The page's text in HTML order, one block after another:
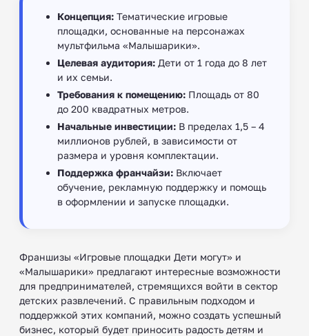
Концепция: Тематические игровые
площадки, основанные на персонажах
мультфильма «Малышарики».
Целевая аудитория: Дети от 1 года до 8 лет
и их семьи.
Требования к помещению: Площадь от 80
до 200 квадратных метров.
Начальные инвестиции: В пределах 1,5 – 4
миллионов рублей, в зависимости от
размера и уровня комплектации.
Поддержка франчайзи: Включает
обучение, рекламную поддержку и помощь
в оформлении и запуске площадки.
Франшизы «Игровые площадки Дети могут» и
«Малышарики» предлагают интересные возможности
для предпринимателей, стремящихся войти в сектор
детских развлечений. С правильным подходом и
поддержкой этих компаний, можно создать успешный
бизнес, который будет приносить радость детям и